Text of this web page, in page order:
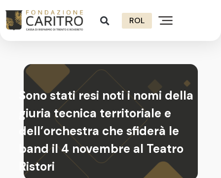
ROL
Sono stati resi noti i nomi della
giuria tecnica territoriale e
dell’orchestra che sfiderà le
band il 4 novembre al Teatro
Ristori